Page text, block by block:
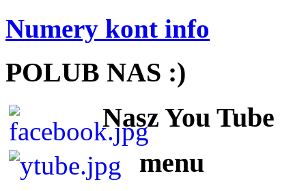
Numery kont info
POLUB NAS :)
Nasz You Tube
menu